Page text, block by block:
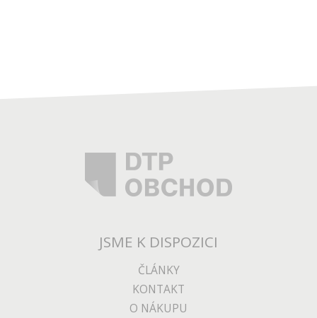
JSME K DISPOZICI
ČLÁNKY
KONTAKT
O NÁKUPU